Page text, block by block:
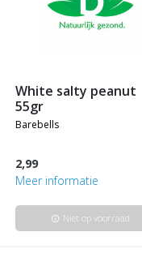
white salty peanut
55gr
barebells
2,99
Meer informatie
info Niet op voorraad